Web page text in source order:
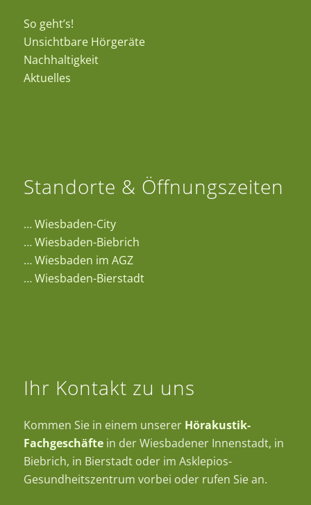
So geht’s!
Unsichtbare Hörgeräte
Nachhaltigkeit
Aktuelles
Standorte & Öffnungszeiten
…Wiesbaden-City
…Wiesbaden-Biebrich
…Wiesbaden im AGZ
…Wiesbaden-Bierstadt
Ihr Kontakt zu uns
Kommen Sie in einem unserer Hörakustik-
Fachgeschäftein der Wiesbadener Innenstadt, in
Biebrich, in Bierstadt oder im Asklepios-
Gesundheitszentrum vorbei oder rufen Sie an.